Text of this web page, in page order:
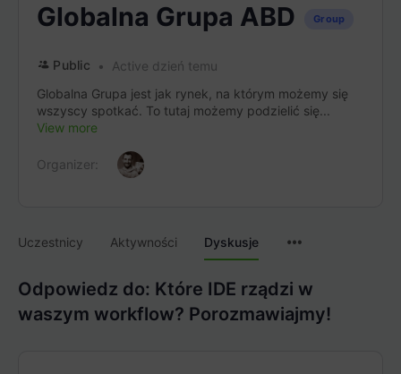
Globalna Grupa ABD Group
Public
Active dzień temu
Globalna Grupa jest jak rynek, na którym możemy się
wszyscy spotkać. To tutaj możemy podzielić się...
View more
Organizer:
Uczestnicy Aktywności Dyskusje
Odpowiedz do: Które IDE rządzi w
waszym workflow? Porozmawiajmy!